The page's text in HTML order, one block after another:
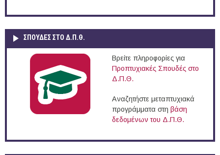
ΣΠΟΥΔΈΣ ΣΤΟ Δ.Π.Θ.
Βρείτε πληροφορίες για
Προπτυχιακές Σπουδές στο
Δ.Π.Θ.
Αναζητήστε μεταπτυχιακά
προγράμματα στη βάση
δεδομένων του Δ.Π.Θ.